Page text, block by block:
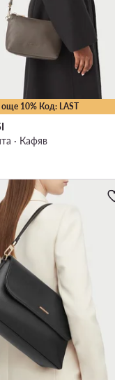
още 10% Код: LAST
· Кафяв